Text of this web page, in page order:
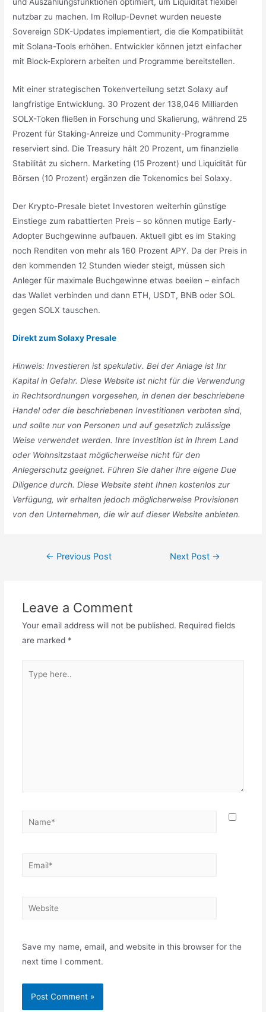
nutzbar zu machen. Im Rollup-Devnet wurden neueste
Sovereign SDK-Updates implementiert, die die Kompatibilität
mit Solana-Tools erhöhen. Entwickler können jetzt einfacher
mit Block-Explorern arbeiten und Programme bereitstellen.
Mit einer strategischen Tokenverteilung setzt Solaxy auf
langfristige Entwicklung. 30 Prozent der 138,046 Milliarden
SOLX-Token fließen in Forschung und Skalierung, während 25
Prozent für Staking-Anreize und Community-Programme
reserviert sind. Die Treasury hält 20 Prozent, um finanzielle
Stabilität zu sichern. Marketing (15 Prozent) und Liquidität für
Börsen (10 Prozent) ergänzen die Tokenomics bei Solaxy.
Der Krypto-Presale bietet Investoren weiterhin günstige
Einstiege zum rabattierten Preis – so können mutige Early-
Adopter Buchgewinne aufbauen. Aktuell gibt es im Staking
noch Renditen von mehr als 160 Prozent APY. Da der Preis in
den kommenden 12 Stunden wieder steigt, müssen sich
Anleger für maximale Buchgewinne etwas beeilen – einfach
das Wallet verbinden und dann ETH, USDT, BNB oder SOL
gegen SOLX tauschen.
Direkt zum Solaxy Presale
Hinweis: Investieren ist spekulativ. Bei der Anlage ist Ihr
Kapital in Gefahr. Diese Website ist nicht für die Verwendung
in Rechtsordnungen vorgesehen, in denen der beschriebene
Handel oder die beschriebenen Investitionen verboten sind,
und sollte nur von Personen und auf gesetzlich zulässige
Weise verwendet werden. Ihre Investition ist in Ihrem Land
oder Wohnsitzstaat möglicherweise nicht für den
Anlegerschutz geeignet. Führen Sie daher Ihre eigene Due
Diligence durch. Diese Website steht Ihnen kostenlos zur
Verfügung, wir erhalten jedoch möglicherweise Provisionen
von den Unternehmen, die wir auf dieser Website anbieten.
Post← Previous Post Next Post →
Leave a Comment
Your email address will not be published. Required fields
are marked *
here..
Name*
Email*
Website
Save my name, email, and website in this browser for the
next time I comment.